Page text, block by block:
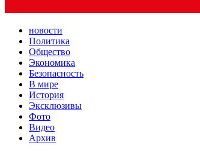
новости
Политика
Общество
Экономика
Безопасность
В мире
История
Эксклюзивы
Фото
Видео
Архив